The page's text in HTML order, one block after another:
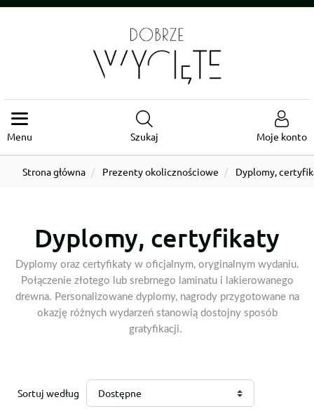
Menu Szukaj Moje konto
Strona główna Prezenty okolicznościowe Dyplomy,
Dyplomy, certyfikaty
Dyplomy oraz certyfikaty w oficjalnym, oryginalnym wydaniu.
Połączenie złotego lub srebrnego laminatu i lakierowanego
drewna. Personalizowane dyplomy, nagrody przygotowane na
okazję różnych wydarzeń stanowią dostojny sposób
gratyfikacji.
Sortuj według Dostępne